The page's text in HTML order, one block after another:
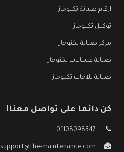
ارقام صيانة تكنوجاز
توكيل تكنوجاز
مركز صيانة تكنوجاز
صيانة غسالات تكنوجاز
صيانة ثلاجات تكنوجاز
كن دائما على تواصل معنا!
01108098347
support@the-maintenance.com